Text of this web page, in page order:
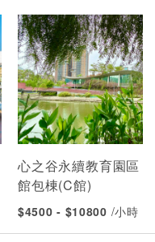
心之谷永續教育園區 -
館包棟(C館)
$4500 - $10800 /小時